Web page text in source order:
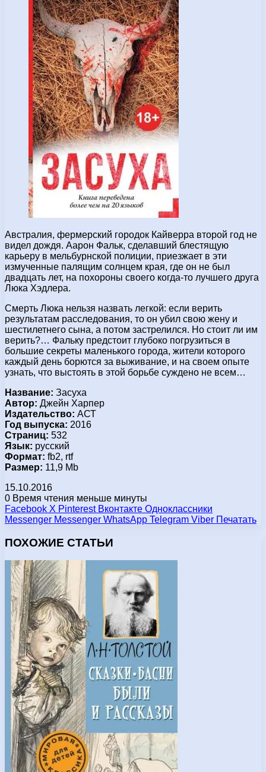
Австралия, фермерский городок Кайверра второй год не
видел дождя. Аарон Фальк, сделавший блестящую
карьеру в мельбурнской полиции, приезжает в эти
измученные палящим солнцем края, где он не был
двадцать лет, на похороны своего когда-то лучшего друга
Люка Хэдлера.
Смерть Люка нельзя назвать легкой: если верить
результатам расследования, то он убил свою жену и
шестилетнего сына, а потом застрелился. Но стоит ли им
верить?… Фальку предстоит глубоко погрузиться в
большие секреты маленького города, жители которого
каждый день борются за выживание, и на своем опыте
узнать, что выстоять в этой борьбе суждено не всем…
Название: Засуха
Автор: Джейн Харпер
Издательство: АСТ
Год выпуска: 2016
Страниц: 532
Язык: русский
Формат: fb2, rtf
Размер: 11,9 Mb
15.10.2016
0 Время чтения меньше минуты
Facebook X Pinterest Вконтакте Одноклассники
Messenger Messenger WhatsApp Telegram Viber Печатать
ПОХОЖИЕ СТАТЬИ